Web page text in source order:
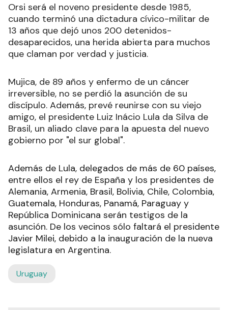
Orsi será el noveno presidente desde 1985,
cuando terminó una dictadura cívico-militar de
13 años que dejó unos 200 detenidos-
desaparecidos, una herida abierta para muchos
que claman por verdad y justicia.
Mujica, de 89 años y enfermo de un cáncer
irreversible, no se perdió la asunción de su
discípulo. Además, prevé reunirse con su viejo
amigo, el presidente Luiz Inácio Lula da Silva de
Brasil, un aliado clave para la apuesta del nuevo
gobierno por "el sur global".
Además de Lula, delegados de más de 60 países,
entre ellos el rey de España y los presidentes de
Alemania, Armenia, Brasil, Bolivia, Chile, Colombia,
Guatemala, Honduras, Panamá, Paraguay y
República Dominicana serán testigos de la
asunción. De los vecinos sólo faltará el presidente
Javier Milei, debido a la inauguración de la nueva
legislatura en Argentina.
Uruguay